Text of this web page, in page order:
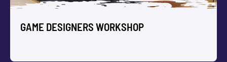
GAME DESIGNERS WORKSHOP